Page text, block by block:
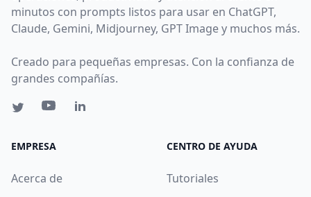
minutos con prompts listos para usar en ChatGPT,
Claude, Gemini, Midjourney, GPT Image y muchos más.
Creado para pequeñas empresas. Con la confianza de
grandes compañías.
EMPRESA
Acerca de
CENTRO DE AYUDA
Tutoriales